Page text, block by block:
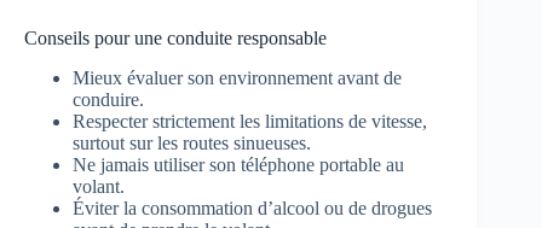
Conseils pour une conduite responsable
Mieux évaluer son environnement avant de
conduire.
Respecter strictement les limitations de vitesse,
surtout sur les routes sinueuses.
Ne jamais utiliser son téléphone portable au
volant.
Éviter la consommation d’alcool ou de drogues